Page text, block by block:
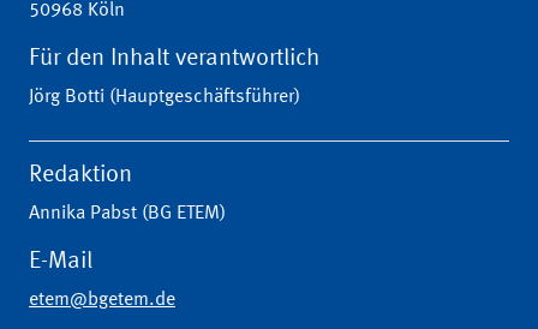
50968 Köln
Für den Inhalt verantwortlich
Jörg Botti (Hauptgeschäftsführer)
Redaktion
Annika Pabst (BG ETEM)
E-Mail
etem@bgetem.de